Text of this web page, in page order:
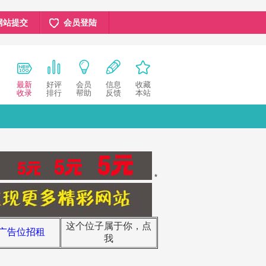
站提交 会员登陆
最新
收录
好评
排行
会员
帮助
信息
反馈
收藏
本站
*
告位招租
这个位子属于你，点
我